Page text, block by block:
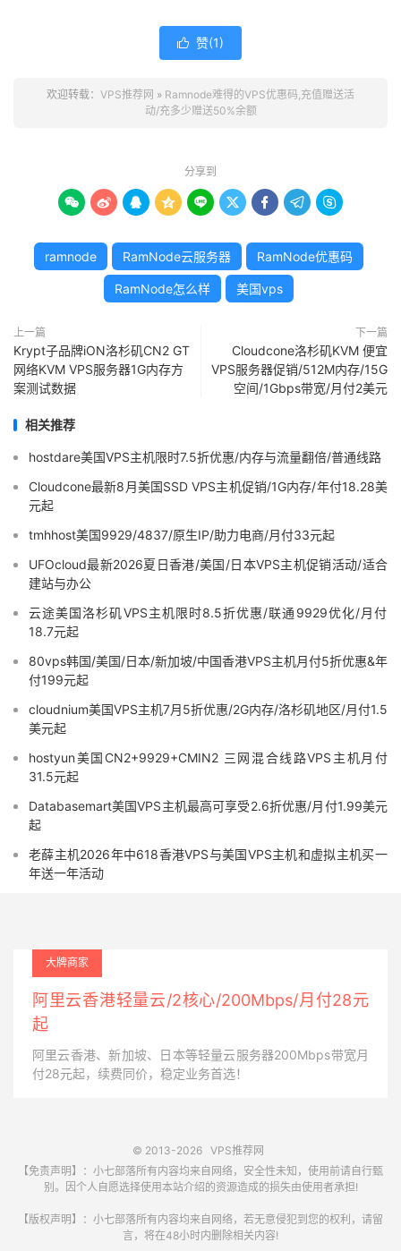
 赞(1)
欢迎转载： VPS推荐网 » Ramnode难得的VPS优惠码,充值赠送活
动/充多少赠送50%余额
分享到
        
ramnode RamNode云服务器 RamNode优惠码
RamNode怎么样 美国vps
上一篇
Krypt子品牌iON洛杉矶CN2 GT
网络KVM VPS服务器1G内存方
案测试数据
下一篇
Cloudcone洛杉矶KVM 便宜
VPS服务器促销/512M内存/15G
空间/1Gbps带宽/月付2美元
相关推荐
hostdare美国VPS主机限时7.5折优惠/内存与流量翻倍/普通线路
Cloudcone最新8月美国SSD VPS主机促销/1G内存/年付18.28美
元起
tmhhost美国9929/4837/原生IP/助力电商/月付33元起
UFOcloud最新2026夏日香港/美国/日本VPS主机促销活动/适合
建站与办公
云途美国洛杉矶VPS主机限时8.5折优惠/联通9929优化/月付
18.7元起
80vps韩国/美国/日本/新加坡/中国香港VPS主机月付5折优惠&年
付199元起
cloudnium美国VPS主机7月5折优惠/2G内存/洛杉矶地区/月付1.5
美元起
hostyun美国CN2+9929+CMIN2 三网混合线路VPS主机月付
31.5元起
Databasemart美国VPS主机最高可享受2.6折优惠/月付1.99美元
起
老薛主机2026年中618香港VPS与美国VPS主机和虚拟主机买一
年送一年活动
大牌商家
阿里云香港轻量云/2核心/200Mbps/月付28元
起
阿里云香港、新加坡、日本等轻量云服务器200Mbps带宽月
付28元起，续费同价，稳定业务首选！
© 2013-2026 VPS推荐网
【免责声明】：小七部落所有内容均来自网络，安全性未知，使用前请自行甄
别。因个人自愿选择使用本站介绍的资源造成的损失由使用者承担!
【版权声明】：小七部落所有内容均来自网络，若无意侵犯到您的权利，请留
言，将在48小时内删除相关内容!